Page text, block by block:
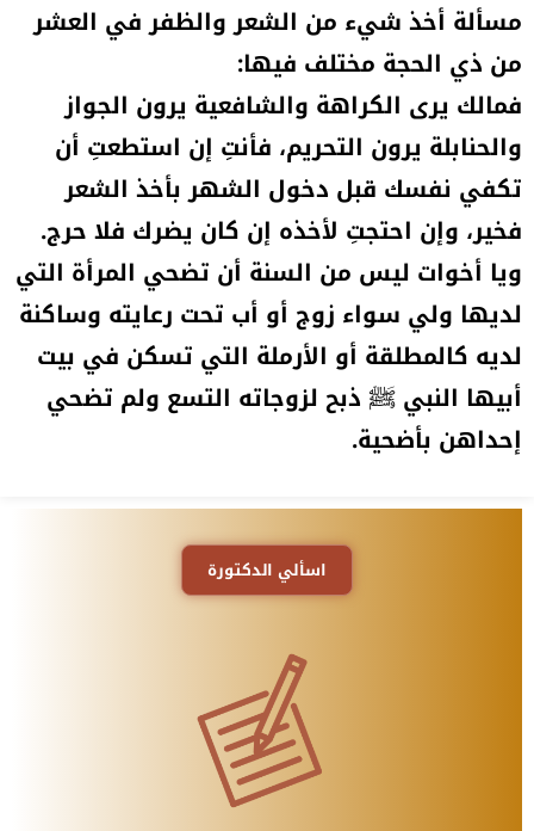
مسألة أخذ شيء من الشعر والظفر في العشر
من ذي الحجة مختلف فيها:
فمالك يرى الكراهة والشافعية يرون الجواز
والحنابلة يرون التحريم، فأنتِ إن استطعتِ أن
تكفي نفسك قبل دخول الشهر بأخذ الشعر
فخير، وإن احتجتِ لأخذه إن كان يضرك فلا حرج.
ويا أخوات ليس من السنة أن تضحي المرأة التي
لديها ولي سواء زوج أو أب تحت رعايته وساكنة
لديه كالمطلقة أو الأرملة التي تسكن في بيت
أبيها النبي ﷺ ذبح لزوجاته التسع ولم تضحي
إحداهن بأضحية.
اسألي الدكتورة